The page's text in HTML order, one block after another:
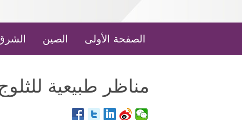
الصفحة الأولى الصين
مناظر طبيعية